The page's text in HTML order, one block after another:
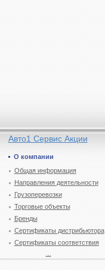
Авто1 Сервис Акции
О компании
Общая информация
Направления деятельности
Грузоперевозки
Торговые объекты
Бренды
Сертификаты дистрибьютора
Сертификаты соответствия